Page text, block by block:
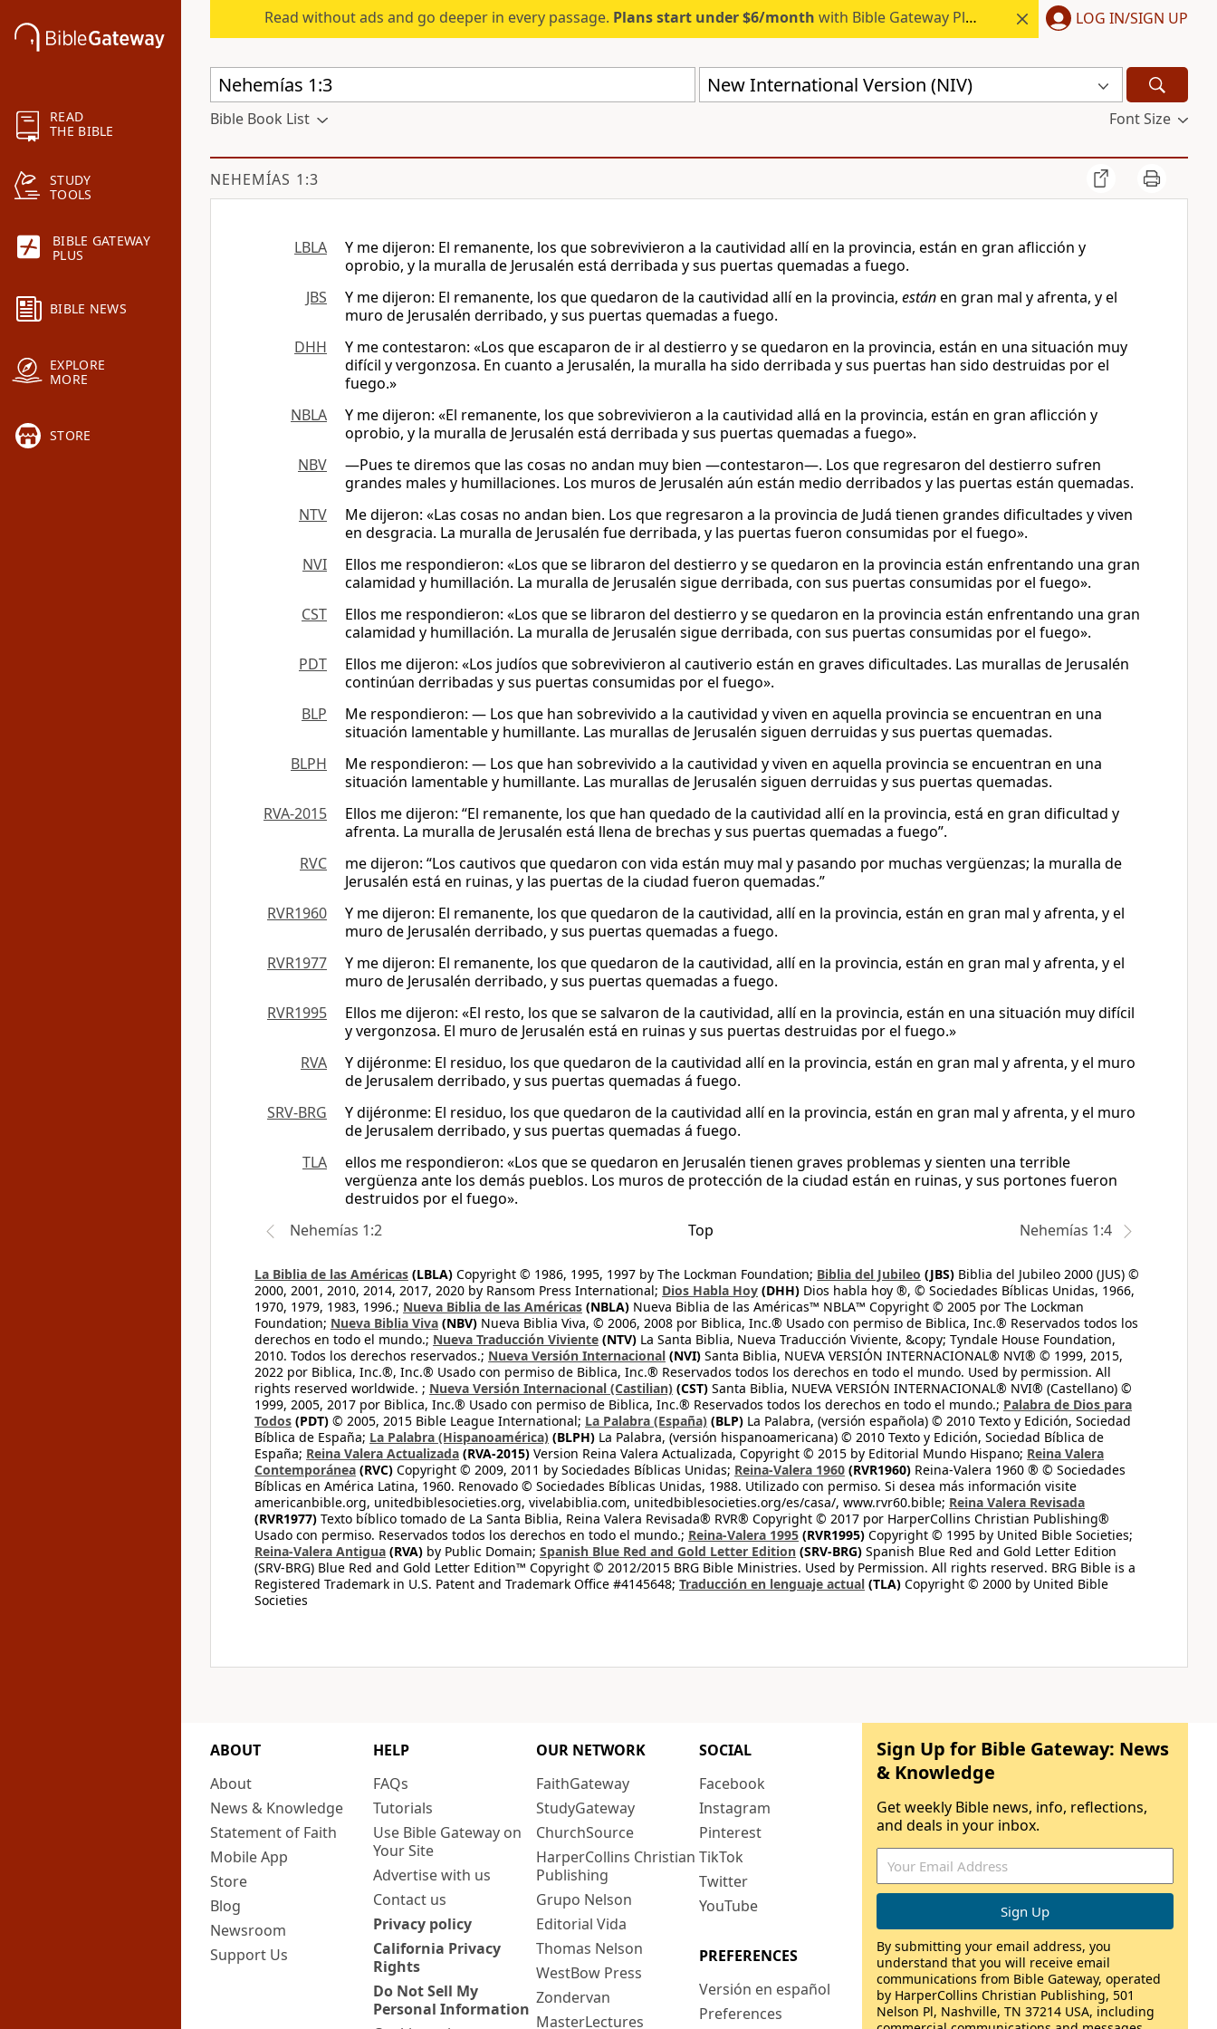
READ
THE BIBLE
STUDY
TOOLS
BIBLE GATEWAY
PLUS
BIBLE NEWS
EXPLORE
MORE
STORE
Read without ads and go deeper in every passage. Plans start under $6/month with Bible Gateway Plus. LOG IN/SIGN UP
New International Version (NIV)
Bible Book List Font Size
NEHEMÍAS 1:3
LBLA
Y me dijeron: El remanente, los que sobrevivieron a la cautividad allí en la provincia, están en gran aflicción y
oprobio, y la muralla de Jerusalén está derribada y sus puertas quemadas a fuego.
JBS
Y me dijeron: El remanente, los que quedaron de la cautividad allí en la provincia, estánen gran mal y afrenta, y el
muro de Jerusalén derribado, y sus puertas quemadas a fuego.
DHH
Y me contestaron: «Los que escaparon de ir al destierro y se quedaron en la provincia, están en una situación muy
difícil y vergonzosa. En cuanto a Jerusalén, la muralla ha sido derribada y sus puertas han sido destruidas por el
fuego.»
NBLA
Y me dijeron: «El remanente, los que sobrevivieron a la cautividad allá en la provincia, están en gran aflicción y
oprobio, y la muralla de Jerusalén está derribada y sus puertas quemadas a fuego».
NBV
―Pues te diremos que las cosas no andan muy bien —contestaron—. Los que regresaron del destierro sufren
grandes males y humillaciones. Los muros de Jerusalén aún están medio derribados y las puertas están quemadas.
NTV
Me dijeron: «Las cosas no andan bien. Los que regresaron a la provincia de Judá tienen grandes dificultades y viven
en desgracia. La muralla de Jerusalén fue derribada, y las puertas fueron consumidas por el fuego».
NVI
Ellos me respondieron: «Los que se libraron del destierro y se quedaron en la provincia están enfrentando una gran
calamidad y humillación. La muralla de Jerusalén sigue derribada, con sus puertas consumidas por el fuego».
CST
Ellos me respondieron: «Los que se libraron del destierro y se quedaron en la provincia están enfrentando una gran
calamidad y humillación. La muralla de Jerusalén sigue derribada, con sus puertas consumidas por el fuego».
PDT
Ellos me dijeron: «Los judíos que sobrevivieron al cautiverio están en graves dificultades. Las murallas de Jerusalén
continúan derribadas y sus puertas consumidas por el fuego».
BLP
Me respondieron: — Los que han sobrevivido a la cautividad y viven en aquella provincia se encuentran en una
situación lamentable y humillante. Las murallas de Jerusalén siguen derruidas y sus puertas quemadas.
BLPH
Me respondieron: — Los que han sobrevivido a la cautividad y viven en aquella provincia se encuentran en una
situación lamentable y humillante. Las murallas de Jerusalén siguen derruidas y sus puertas quemadas.
RVA-2015
Ellos me dijeron: “El remanente, los que han quedado de la cautividad allí en la provincia, está en gran dificultad y
afrenta. La muralla de Jerusalén está llena de brechas y sus puertas quemadas a fuego”.
RVC
me dijeron: “Los cautivos que quedaron con vida están muy mal y pasando por muchas vergüenzas; la muralla de
Jerusalén está en ruinas, y las puertas de la ciudad fueron quemadas.”
RVR1960
Y me dijeron: El remanente, los que quedaron de la cautividad, allí en la provincia, están en gran mal y afrenta, y el
muro de Jerusalén derribado, y sus puertas quemadas a fuego.
RVR1977
Y me dijeron: El remanente, los que quedaron de la cautividad, allí en la provincia, están en gran mal y afrenta, y el
muro de Jerusalén derribado, y sus puertas quemadas a fuego.
RVR1995
Ellos me dijeron: «El resto, los que se salvaron de la cautividad, allí en la provincia, están en una situación muy difícil
y vergonzosa. El muro de Jerusalén está en ruinas y sus puertas destruidas por el fuego.»
RVA
Y dijéronme: El residuo, los que quedaron de la cautividad allí en la provincia, están en gran mal y afrenta, y el muro
de Jerusalem derribado, y sus puertas quemadas á fuego.
SRV-BRG
Y dijéronme: El residuo, los que quedaron de la cautividad allí en la provincia, están en gran mal y afrenta, y el muro
de Jerusalem derribado, y sus puertas quemadas á fuego.
TLA
ellos me respondieron: «Los que se quedaron en Jerusalén tienen graves problemas y sienten una terrible
vergüenza ante los demás pueblos. Los muros de protección de la ciudad están en ruinas, y sus portones fueron
destruidos por el fuego».
Nehemías 1:2
Top Nehemías 1:4
La Biblia de las Américas (LBLA) Copyright © 1986, 1995, 1997 by The Lockman Foundation; Biblia del Jubileo (JBS) Biblia del Jubileo 2000 (JUS) ©
2000, 2001, 2010, 2014, 2017, 2020 by Ransom Press International; Dios Habla Hoy (DHH) Dios habla hoy ®, © Sociedades Bíblicas Unidas, 1966,
1970, 1979, 1983, 1996.; Nueva Biblia de las Américas (NBLA) Nueva Biblia de las Américas™ NBLA™ Copyright © 2005 por The Lockman
Foundation; Nueva Biblia Viva (NBV) Nueva Biblia Viva, © 2006, 2008 por Biblica, Inc.® Usado con permiso de Biblica, Inc.® Reservados todos los
derechos en todo el mundo.; Nueva Traducción Viviente (NTV) La Santa Biblia, Nueva Traducción Viviente, &copy; Tyndale House Foundation,
2010. Todos los derechos reservados.; Nueva Versión Internacional (NVI) Santa Biblia, NUEVA VERSIÓN INTERNACIONAL® NVI® © 1999, 2015,
2022 por Biblica, Inc.®, Inc.® Usado con permiso de Biblica, Inc.® Reservados todos los derechos en todo el mundo. Used by permission. All
rights reserved worldwide. ; Nueva Versión Internacional (Castilian) (CST) Santa Biblia, NUEVA VERSIÓN INTERNACIONAL® NVI® (Castellano) ©
1999, 2005, 2017 por Biblica, Inc.® Usado con permiso de Biblica, Inc.® Reservados todos los derechos en todo el mundo.; Palabra de Dios para
Todos (PDT) © 2005, 2015 Bible League International; La Palabra (España) (BLP) La Palabra, (versión española) © 2010 Texto y Edición, Sociedad
Bíblica de España; La Palabra (Hispanoamérica) (BLPH) La Palabra, (versión hispanoamericana) © 2010 Texto y Edición, Sociedad Bíblica de
España; Reina Valera Actualizada (RVA-2015) Version Reina Valera Actualizada, Copyright © 2015 by Editorial Mundo Hispano; Reina Valera
Contemporánea (RVC) Copyright © 2009, 2011 by Sociedades Bíblicas Unidas; Reina-Valera 1960 (RVR1960) Reina-Valera 1960 ® © Sociedades
Bíblicas en América Latina, 1960. Renovado © Sociedades Bíblicas Unidas, 1988. Utilizado con permiso. Si desea más información visite
americanbible.org, unitedbiblesocieties.org, vivelabiblia.com, unitedbiblesocieties.org/es/casa/, www.rvr60.bible; Reina Valera Revisada
(RVR1977) Texto bíblico tomado de La Santa Biblia, Reina Valera Revisada® RVR® Copyright © 2017 por HarperCollins Christian Publishing®
Usado con permiso. Reservados todos los derechos en todo el mundo.; Reina-Valera 1995 (RVR1995) Copyright © 1995 by United Bible Societies;
Reina-Valera Antigua (RVA) by Public Domain; Spanish Blue Red and Gold Letter Edition (SRV-BRG) Spanish Blue Red and Gold Letter Edition
(SRV-BRG) Blue Red and Gold Letter Edition™ Copyright © 2012/2015 BRG Bible Ministries. Used by Permission. All rights reserved. BRG Bible is a
Registered Trademark in U.S. Patent and Trademark Office #4145648; Traducción en lenguaje actual (TLA) Copyright © 2000 by United Bible
Societies
ABOUT
About
News & Knowledge
Statement of Faith
Mobile App
Store
Blog
Newsroom
Support Us
HELP
FAQs
Tutorials
Use Bible Gateway on
Your Site
Advertise with us
Contact us
Privacy policy
California Privacy
Rights
Do Not Sell My
Personal Information
OUR NETWORK
FaithGateway
StudyGateway
ChurchSource
HarperCollins Christian
Publishing
Grupo Nelson
Editorial Vida
Thomas Nelson
WestBow Press
Zondervan
MasterLectures
SOCIAL
Facebook
Instagram
Pinterest
TikTok
Twitter
YouTube
PREFERENCES
Versión en español
Preferences
Sign Up for Bible Gateway: News
& Knowledge
Get weekly Bible news, info, reflections,
and deals in your inbox.
By submitting your email address, you
understand that you will receive email
communications from Bible Gateway, operated
by HarperCollins Christian Publishing, 501
Nelson Pl, Nashville, TN 37214 USA, including